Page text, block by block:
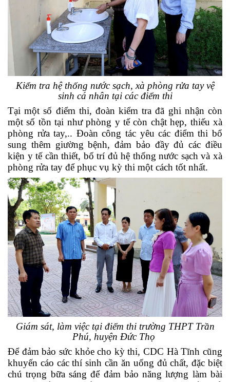
Kiểm tra hệ thống nước sạch, xà phòng rửa tay vệ
sinh cá nhân tại các điểm thi
Tại một số điểm thi, đoàn kiểm tra đã ghi nhận còn
một số tồn tại như phòng y tế còn chật hẹp, thiếu xà
phòng rửa tay,.. Đoàn công tác yêu các điểm thi bổ
sung thêm giường bệnh, đảm bảo đầy đủ các điều
kiện y tế cần thiết, bố trí đủ hệ thống nước sạch và xà
phòng rửa tay để phục vụ kỳ thi một cách tốt nhất.
Giám sát, làm việc tại điểm thi trường THPT Trần
Phú, huyện Đức Thọ
Để đảm bảo sức khỏe cho kỳ thi, CDC Hà Tĩnh cũng
khuyến cáo các thí sinh cần ăn uống đủ chất, đặc biệt
chú trọng bữa sáng để đảm bảo năng lượng làm bài